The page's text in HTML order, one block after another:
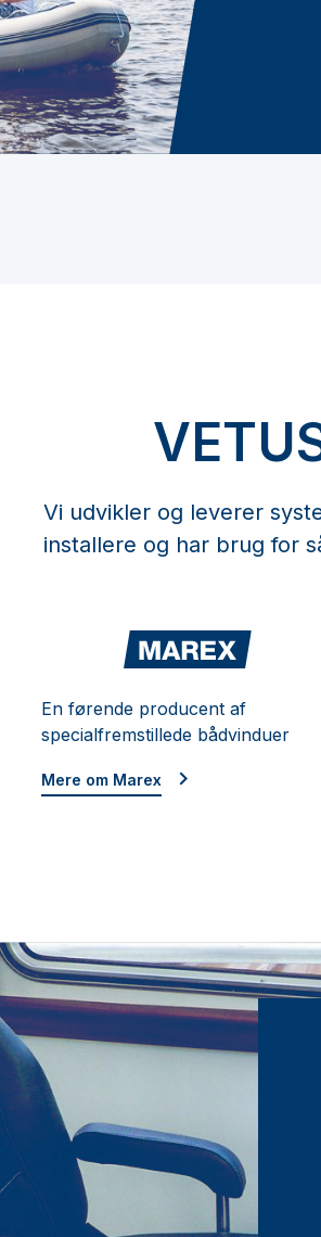
Vi udvikler og leverer
installere og har brug for
En førende producent af
specialfremstillede bådvinduer
Mere om Marex